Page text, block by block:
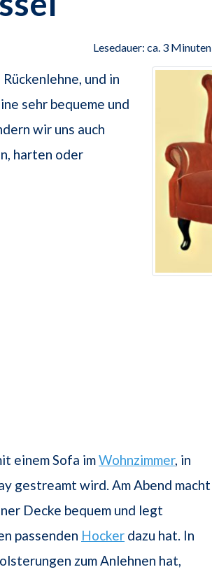
Lesedauer: ca. 3 Minuten
und in
sehr bequeme und
wir uns auch
harten oder
einem Sofa imWohnzimmer, in
gestreamt wird. Am Abend macht
Decke bequem und legt
passenden Hocker dazu hat. In
zum Anlehnen hat,